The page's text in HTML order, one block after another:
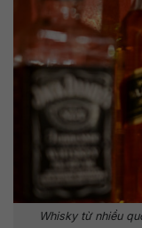
Whisky từ nhiều